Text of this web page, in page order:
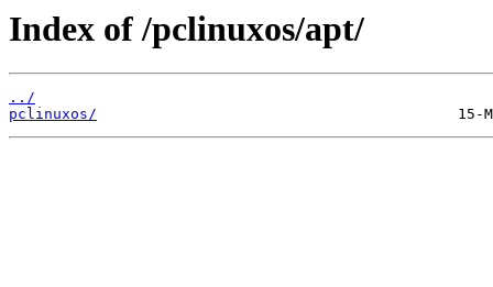
Index of /pclinuxos/apt/
../
pclinuxos/